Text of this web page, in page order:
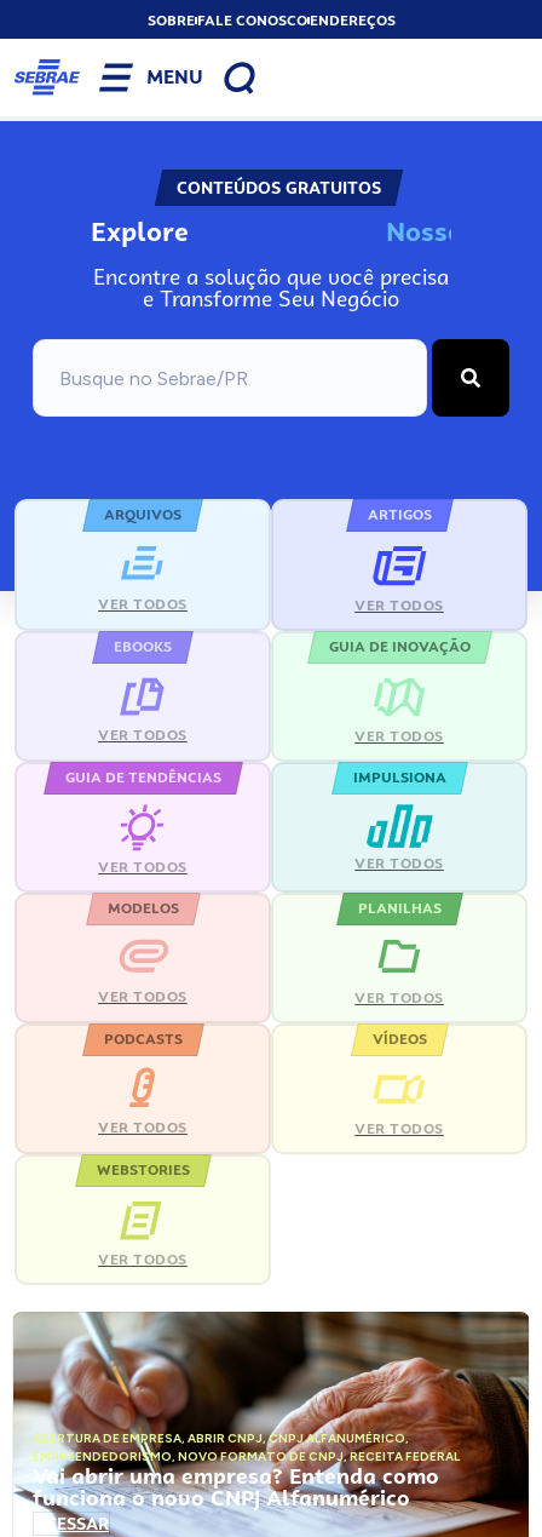
SOBREFALE CONOSCOENDEREÇOS
MENU
CONTEÚDOS GRATUITOS
Explore Noss
Encontre a solução que você precisa
e Transforme Seu Negócio
ARQUIVOS
VER TODOS
ARTIGOS
VER TODOS
EBOOKS
VER TODOS
GUIA DE INOVAÇÃO
VER TODOS
GUIA DE TENDÊNCIAS
VER TODOS
IMPULSIONA
VER TODOS
MODELOS
VER TODOS
PLANILHAS
VER TODOS
PODCASTS
VER TODOS
VÍDEOS
VER TODOS
WEBSTORIES
VER TODOS
ABERTURA DE EMPRESA, ABRIR CNPJ,CNPJ ALFANUMÉRICO,
EMPREENDEDORISMO, NOVO FORMATO DE CNPJ,RECEITA FEDERAL
Vai abrir uma empresa? Entenda como
funciona o novo CNPJ Alfanumérico
ACESSAR